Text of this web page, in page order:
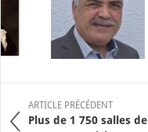
ARTICLE PRÉCÉDENT
Plus de 1 750 salles de